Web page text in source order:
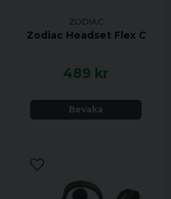
ZODIAC
Zodiac Headset Flex C
489 kr
Bevaka